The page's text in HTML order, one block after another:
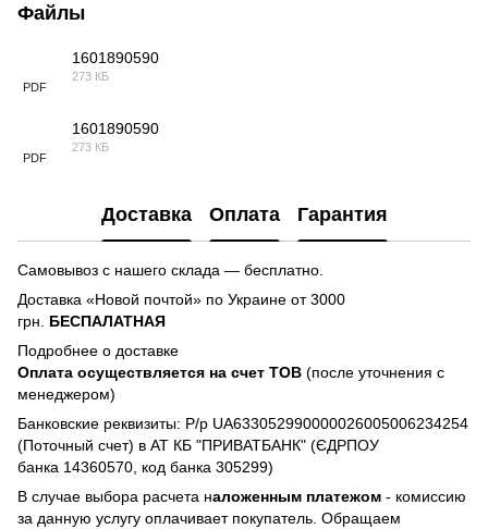
Файлы
PDF
1601890590
273 КБ
PDF
1601890590
273 КБ
Доставка Оплата Гарантия
Самовывоз с нашего склада — бесплатно.
Доставка «Новой почтой» по Украине от 3000
грн. БЕСПАЛАТНАЯ
Подробнее о доставке
Оплата осуществляется на счет TOB (после уточнения с
менеджером)
Банковские реквизиты: Р/р UA633052990000026005006234254
(Поточный счет) в АТ КБ "ПРИВАТБАНК" (ЄДРПОУ
банка 14360570, код банка 305299)
В случае выбора расчета наложенным платежом - комиссию
за данную услугу оплачивает покупатель. Обращаем